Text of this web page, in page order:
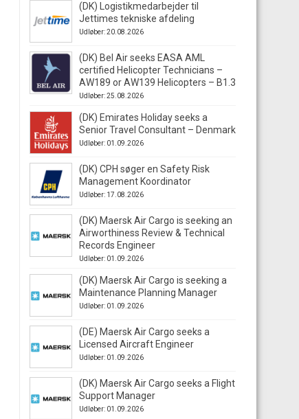
(DK) Logistikmedarbejder til
Jettimes tekniske afdeling
Udløber: 20.08.2026
(DK) Bel Air seeks EASA AML
certified Helicopter Technicians –
AW189 or AW139 Helicopters – B1.3
Udløber: 25.08.2026
(DK) Emirates Holiday seeks a
Senior Travel Consultant – Denmark
Udløber: 01.09.2026
(DK) CPH søger en Safety Risk
Management Koordinator
Udløber: 17.08.2026
(DK) Maersk Air Cargo is seeking an
Airworthiness Review & Technical
Records Engineer
Udløber: 01.09.2026
(DK) Maersk Air Cargo is seeking a
Maintenance Planning Manager
Udløber: 01.09.2026
(DE) Maersk Air Cargo seeks a
Licensed Aircraft Engineer
Udløber: 01.09.2026
(DK) Maersk Air Cargo seeks a Flight
Support Manager
Udløber: 01.09.2026